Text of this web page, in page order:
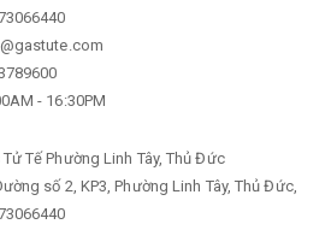
- 16:30PM
Tử Tế Phường Linh Tây, Thủ Đức
số 2, KP3, Phường Linh Tây, Thủ Đức,